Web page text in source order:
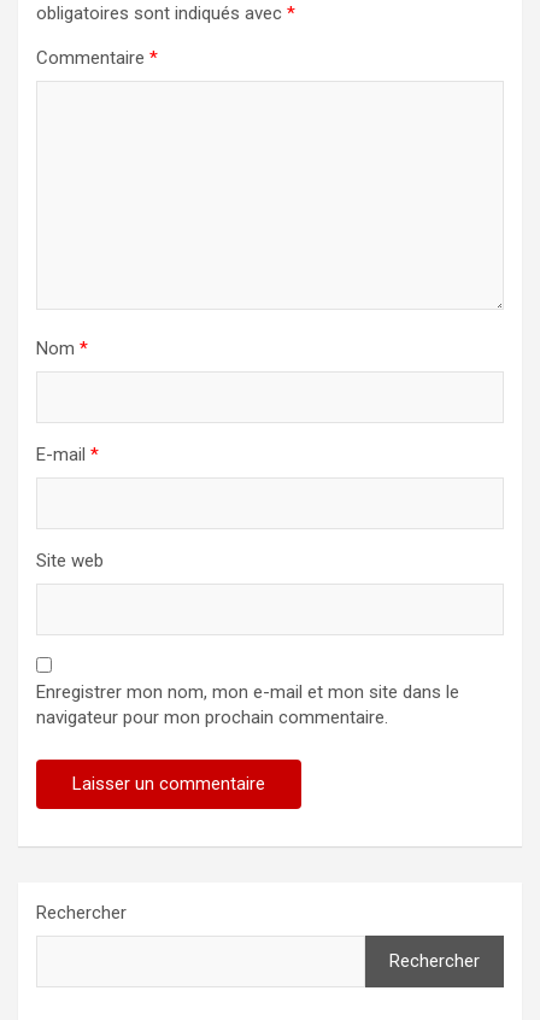
obligatoires sont indiqués avec *
Commentaire *
Nom *
E-mail *
Site web
Enregistrer mon nom, mon e-mail et mon site dans le
navigateur pour mon prochain commentaire.
Rechercher
Rechercher